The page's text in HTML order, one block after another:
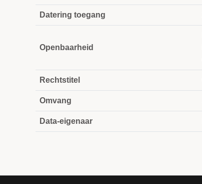
Datering toegang
Openbaarheid
Rechtstitel
Omvang
Data-eigenaar